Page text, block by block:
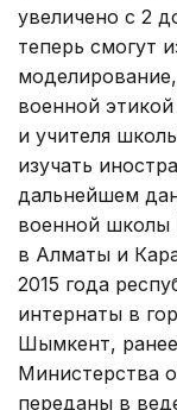
увеличено с 2
теперь смогут
военной
и учителя
изучать
дальнейшем
военной
в Алматы и
2015 года
интернаты в
Шымкент,
Министерства
переданы в